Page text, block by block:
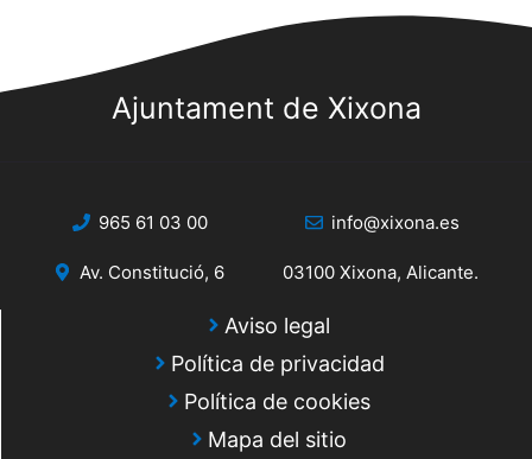
Ajuntament de Xixona
965 61 03 00 info@xixona.es
Av. Constitució, 6 03100 Xixona, Alicante.
Aviso legal
Política de privacidad
Política de cookies
Mapa del sitio